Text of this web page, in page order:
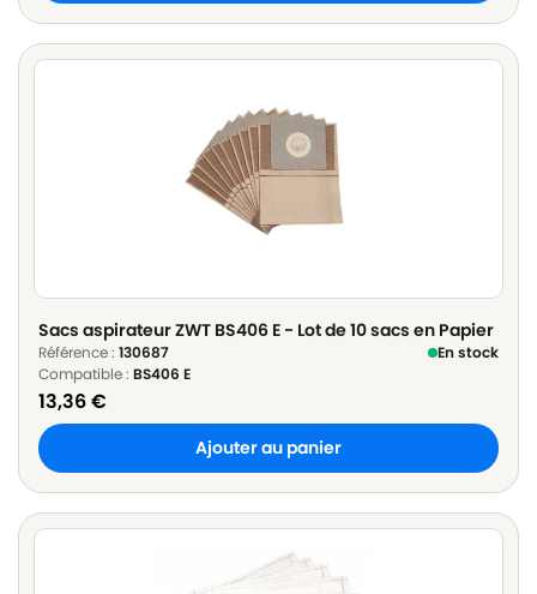
Sacs aspirateur ZWT BS406 E - Lot de 10 sacs en Papier
Référence : 130687
En stock
Compatible : BS406 E
13,36€
Ajouter au panier